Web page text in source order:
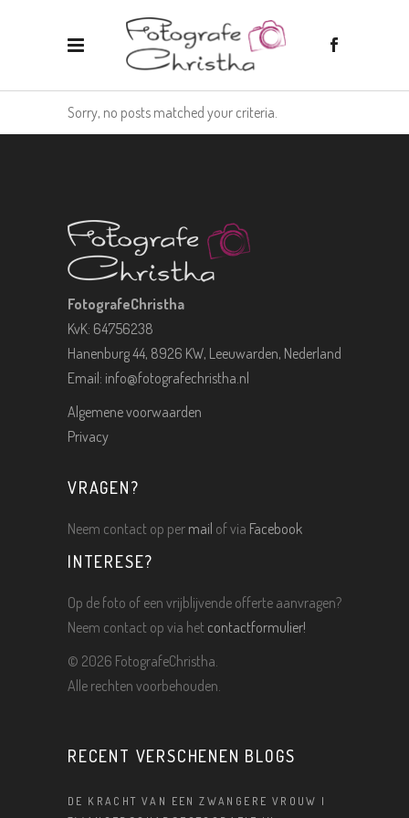
Sorry, no posts matched your criteria.
FotografeChristha
KvK: 64756238
Hanenburg 44, 8926 KW, Leeuwarden, Nederland
Email: info@fotografechristha.nl
Algemene voorwaarden
Privacy
VRAGEN?
Neem contact op per mail of via Facebook
INTERESE?
Op de foto of een vrijblijvende offerte aanvragen?
Neem contact op via het contactformulier!
© 2026 FotografeChristha.
Alle rechten voorbehouden.
RECENT VERSCHENEN BLOGS
DE KRACHT VAN EEN ZWANGERE VROUW |